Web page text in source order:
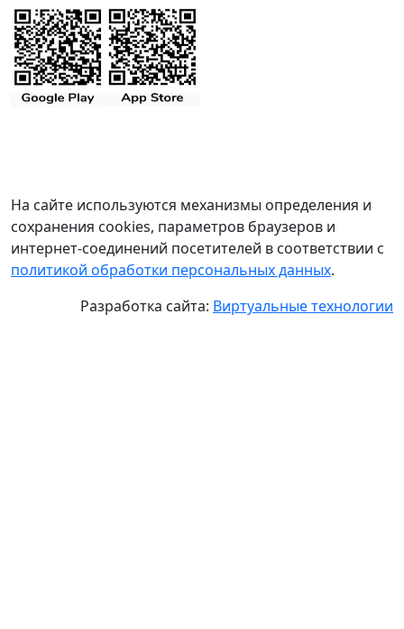
На сайте используются механизмы определения и
сохранения cookies, параметров браузеров и
интернет-соединений посетителей в соответствии с
политикой обработки персональных данных.
Разработка сайта: Виртуальные технологии